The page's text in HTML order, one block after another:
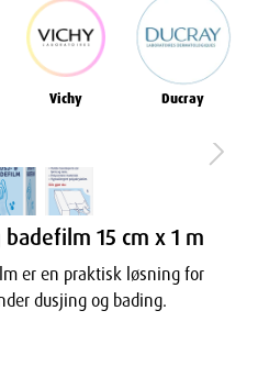
Vichy Ducray
15 cm x 1 m
er en praktisk løsning for
dusjing og bading.